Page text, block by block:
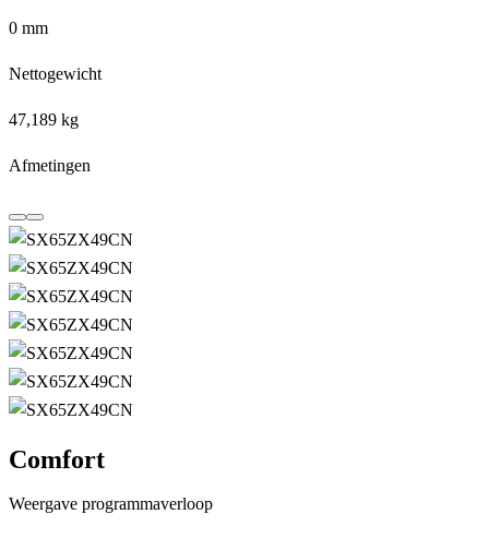
0 mm
Nettogewicht
47,189 kg
Afmetingen
TerugVerder
Comfort
Weergave programmaverloop